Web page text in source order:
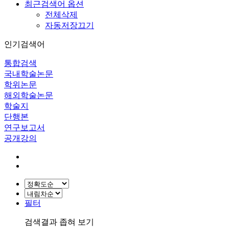
최근검색어 옵션
전체삭제
자동저장끄기
인기검색어
통합검색
국내학술논문
학위논문
해외학술논문
학술지
단행본
연구보고서
공개강의
필터
검색결과 좁혀 보기